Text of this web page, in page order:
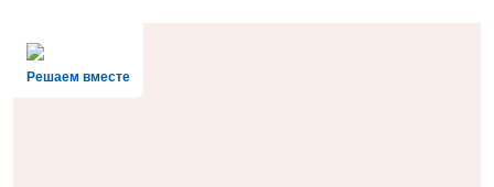
Решаем вместе